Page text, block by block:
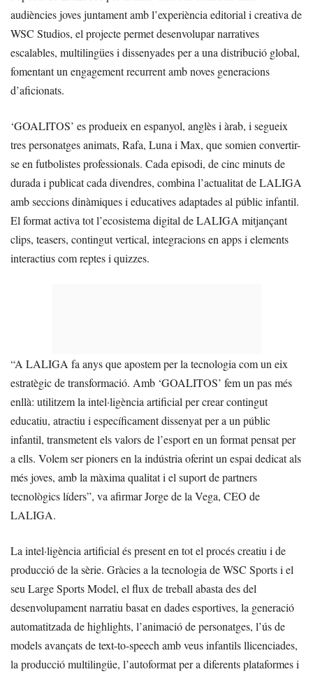
audiències joves juntament amb l’experiència editorial i creativa de
WSC Studios, el projecte permet desenvolupar narratives
escalables, multilingües i dissenyades per a una distribució global,
fomentant un engagement recurrent amb noves generacions
d’aficionats.
‘GOALITOS’ es produeix en espanyol, anglès i àrab, i segueix
tres personatges animats, Rafa, Luna i Max, que somien convertir-
se en futbolistes professionals. Cada episodi, de cinc minuts de
durada i publicat cada divendres, combina l’actualitat de LALIGA
amb seccions dinàmiques i educatives adaptades al públic infantil.
El format activa tot l’ecosistema digital de LALIGA mitjançant
clips, teasers, contingut vertical, integracions en apps i elements
interactius com reptes i quizzes.
“A LALIGA fa anys que apostem per la tecnologia com un eix
estratègic de transformació. Amb ‘GOALITOS’ fem un pas més
enllà: utilitzem la intel·ligència artificial per crear contingut
educatiu, atractiu i específicament dissenyat per a un públic
infantil, transmetent els valors de l’esport en un format pensat per
a ells. Volem ser pioners en la indústria oferint un espai dedicat als
més joves, amb la màxima qualitat i el suport de partners
tecnològics líders”, va afirmar Jorge de la Vega, CEO de
LALIGA.
La intel·ligència artificial és present en tot el procés creatiu i de
producció de la sèrie. Gràcies a la tecnologia de WSC Sports i el
seu Large Sports Model, el flux de treball abasta des del
desenvolupament narratiu basat en dades esportives, la generació
automatitzada de highlights, l’animació de personatges, l’ús de
models avançats de text-to-speech amb veus infantils llicenciades,
la producció multilingüe, l’autoformat per a diferents plataformes i